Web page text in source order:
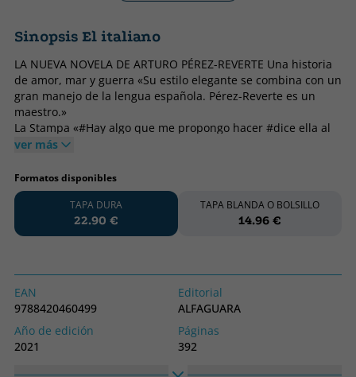
Sinopsis El italiano
LA NUEVA NOVELA DE ARTURO PÉREZ-REVERTE Una historia
de amor, mar y guerra «Su estilo elegante se combina con un
gran manejo de la lengua española. Pérez-Reverte es un
maestro.»
La Stampa «#Hay algo que me propongo hacer #dice ella al
fin#. O quizá debo hacer, en realidad.
#En cierta forma lo eres. Al fin y al cabo, tú me enseñaste a
amar a los héroes.
Devuelve el libro a su lugar y afronta la mirada perpleja del
#Sin ti nunca los habría reconocido #añade.
#Oh, no, en absoluto. O tal vez también lo fuiste algún
tiempo, antes de que nuestra Troya ardiera.»
En los años 1942 y 1943, durante la Segunda Guerra
catorce barcos aliados en Gibraltar y la bahía de Algeciras.
En esta novela, inspirada en hechos reales, sólo algunos
ver más
Formatos disponibles
TAPA DURA
22.90 €
TAPA BLANDA O BOLSILLO
14.96 €
EAN
9788420460499
Editorial
ALFAGUARA
Año de edición
2021
Páginas
392
Idioma